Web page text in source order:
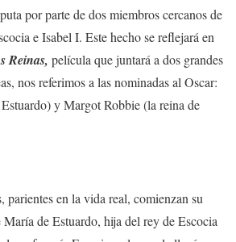
por parte de dos miembros cercanos de
e Isabel I. Este hecho se reflejará en
Reinas, película que juntará a dos grandes
nos referimos a las nominadas al Oscar:
y Margot Robbie (la reina de
parientes en la vida real, comienzan su
de Estuardo, hija del rey de Escocia